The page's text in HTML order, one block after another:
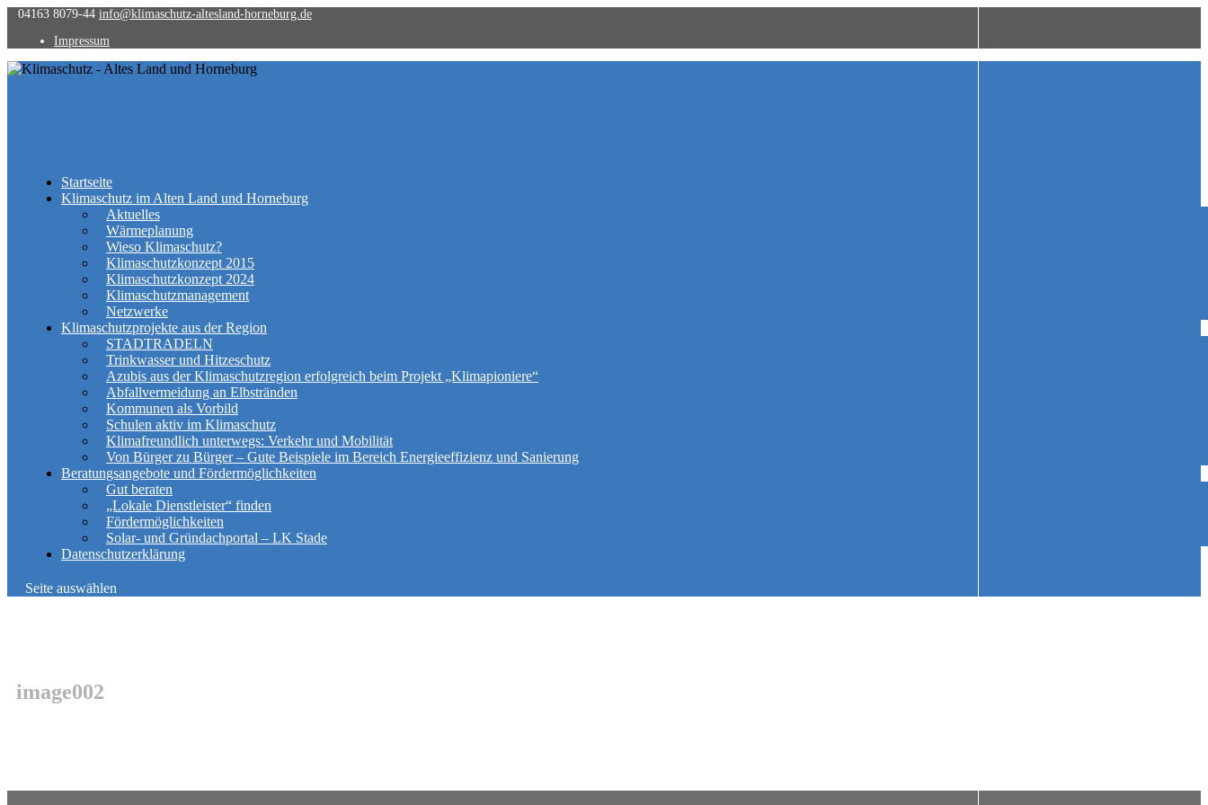
04163 8079-44 info@klimaschutz-altesland-horneburg.de
Impressum
Startseite
Klimaschutz im Alten Land und Horneburg
Aktuelles
Wärmeplanung
Wieso Klimaschutz?
Klimaschutzkonzept 2015
Klimaschutzkonzept 2024
Klimaschutzmanagement
Netzwerke
Klimaschutzprojekte aus der Region
STADTRADELN
Trinkwasser und Hitzeschutz
Azubis aus der Klimaschutzregion erfolgreich beim Projekt „Klimapioniere“
Abfallvermeidung an Elbstränden
Kommunen als Vorbild
Schulen aktiv im Klimaschutz
Klimafreundlich unterwegs: Verkehr und Mobilität
Von Bürger zu Bürger – Gute Beispiele im Bereich Energieeffizienz und Sanierung
Beratungsangebote und Fördermöglichkeiten
Gut beraten
„Lokale Dienstleister“ finden
Fördermöglichkeiten
Solar- und Gründachportal – LK Stade
Datenschutzerklärung
Seite auswählen
image002